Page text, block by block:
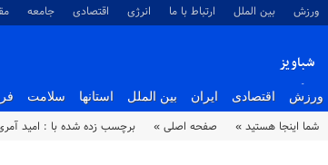
ورزش بین الملل ارتباط با ما انرژی اقتصادی جامعه
شباویز
پایگاه خبری شباویزورزش اقتصادی ایران بین الملل استانها سلامت
شما اینجا هستید » صفحه اصلی » برچسب زده شده با : امید